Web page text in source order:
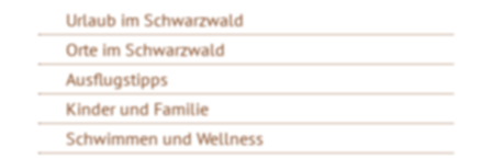
Urlaub im Schwarzwald
Orte im Schwarzwald
Ausflugstipps
Kinder und Familie
Schwimmen und Wellness